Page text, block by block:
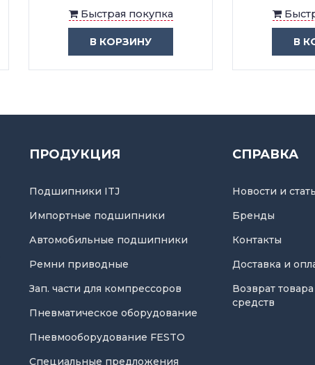
Быстрая покупка
В КОРЗИНУ В
ПРОДУКЦИЯ
Подшипники ITJ
Импортные подшипники
Автомобильные подшипники
Ремни приводные
Зап. части для компрессоров
Пневматическое оборудование
Пневмооборудование FESTO
Специальные предложения
СПРАВКА
Новости и
Бренды
Контакты
Доставка и
Возврат
средств